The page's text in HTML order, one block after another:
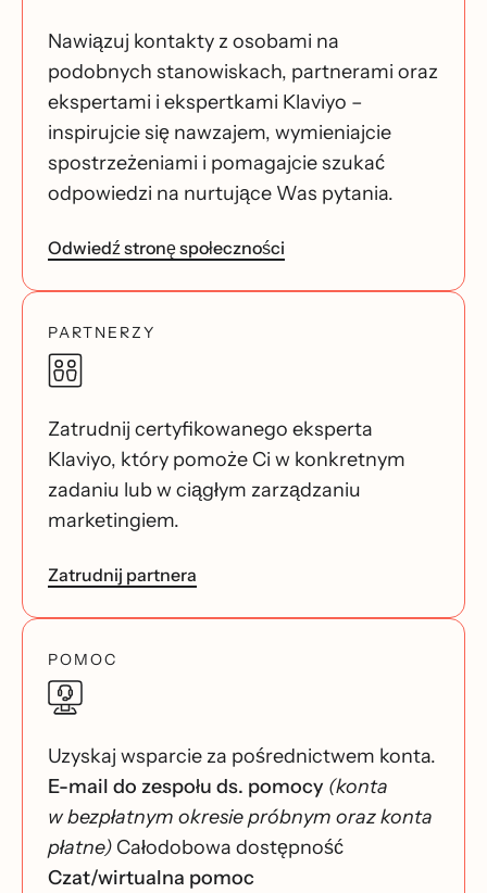
Nawiązuj kontakty z osobami na
podobnych stanowiskach, partnerami oraz
ekspertami i ekspertkami Klaviyo –
inspirujcie się nawzajem, wymieniajcie
spostrzeżeniami i pomagajcie szukać
odpowiedzi na nurtujące Was pytania.
Odwiedź stronę społeczności
PARTNERZY
Zatrudnij certyfikowanego eksperta
Klaviyo, który pomoże Ci w konkretnym
zadaniu lub w ciągłym zarządzaniu
marketingiem.
Zatrudnij partnera
POMOC
Uzyskaj wsparcie za pośrednictwem konta.
E-mail do zespołu ds. pomocy (konta
w bezpłatnym okresie próbnym oraz konta
płatne) Całodobowa dostępność
Czat/wirtualna pomoc